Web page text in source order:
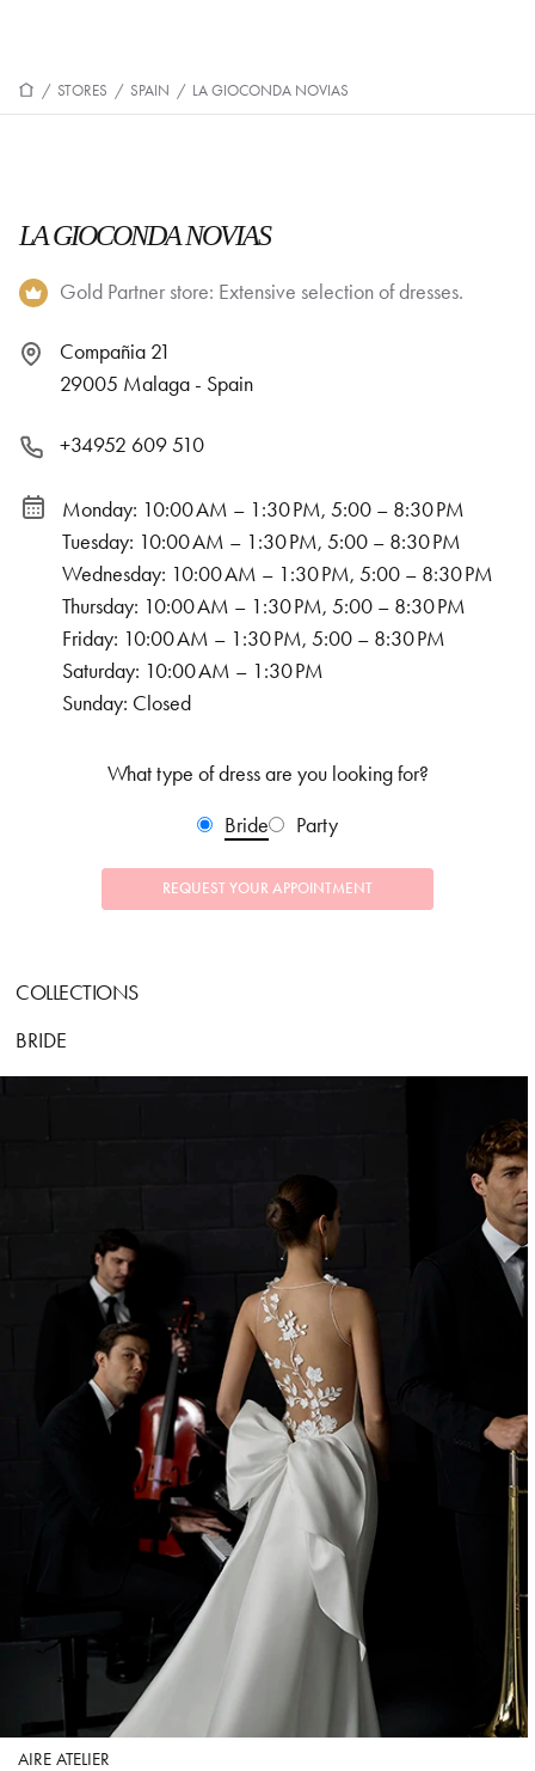
/ STORES / SPAIN / LA GIOCONDA NOVIAS
LA GIOCONDA NOVIAS
Gold Partner store: Extensive selection of dresses.
Compañia 21
29005 Malaga - Spain
+34952 609 510
Monday: 10:00 AM – 1:30 PM, 5:00 – 8:30 PM
Tuesday: 10:00 AM – 1:30 PM, 5:00 – 8:30 PM
Wednesday: 10:00 AM – 1:30 PM, 5:00 – 8:30 PM
Thursday: 10:00 AM – 1:30 PM, 5:00 – 8:30 PM
Friday: 10:00 AM – 1:30 PM, 5:00 – 8:30 PM
Saturday: 10:00 AM – 1:30 PM
Sunday: Closed
What type of dress are you looking for?
Bride
Party
REQUEST YOUR APPOINTMENT
COLLECTIONS
BRIDE
AIRE ATELIER